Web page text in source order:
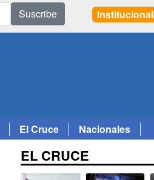
Suscribe Institucional
El Cruce
Nacionales
EL CRUCE